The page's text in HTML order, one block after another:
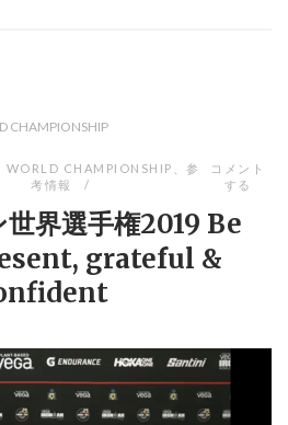
CHAMPIONSHIP
WORLD CHAMPIONSHIP 、参
考情報
コメント
する
界選手権2019 Be
grateful &